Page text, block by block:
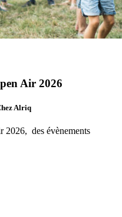
Air 2026
Alriq
2026, des évènements